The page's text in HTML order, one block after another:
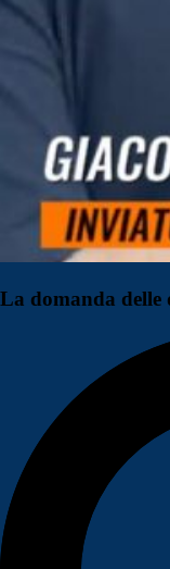
La domanda delle